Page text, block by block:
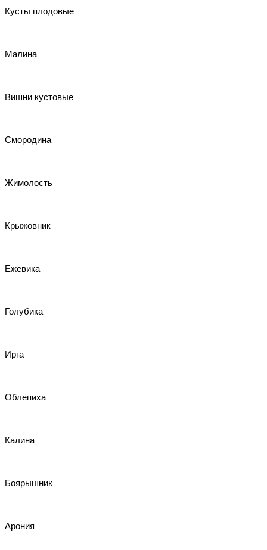
Кусты плодовые
Малина
Вишни кустовые
Смородина
Жимолость
Крыжовник
Ежевика
Голубика
Ирга
Облепиха
Калина
Боярышник
Арония